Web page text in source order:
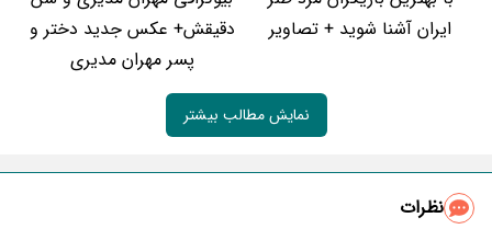
ایران آشنا شوید + تصاویر
دقیقش+ عکس جدید دختر و
پسر مهران مدیری
نمایش مطالب بیشتر
نظرات